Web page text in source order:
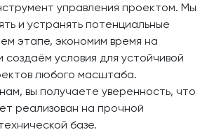
управления проектом. Мы
и устранять потенциальные
этапе, экономим время на
создаём условия для устойчивой
любого масштаба.
вы получаете уверенность, что
реализован на прочной
базе.